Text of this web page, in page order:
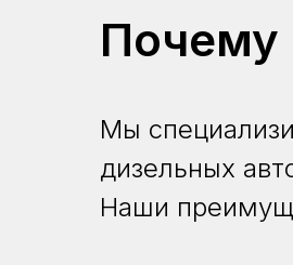
Мы
дизельных
Наши